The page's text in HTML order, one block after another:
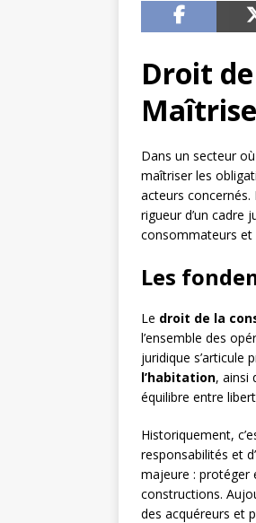
Droit
Dans un secteur
maîtriser les
acteurs concernés.
rigueur d’un cadre
consommateurs et
Les
Le droit de la
l’ensemble des
juridique s’articule
l’habitation, ainsi
équilibre entre
Historiquement,
responsabilités et
majeure : protéger
constructions.
des acquéreurs et